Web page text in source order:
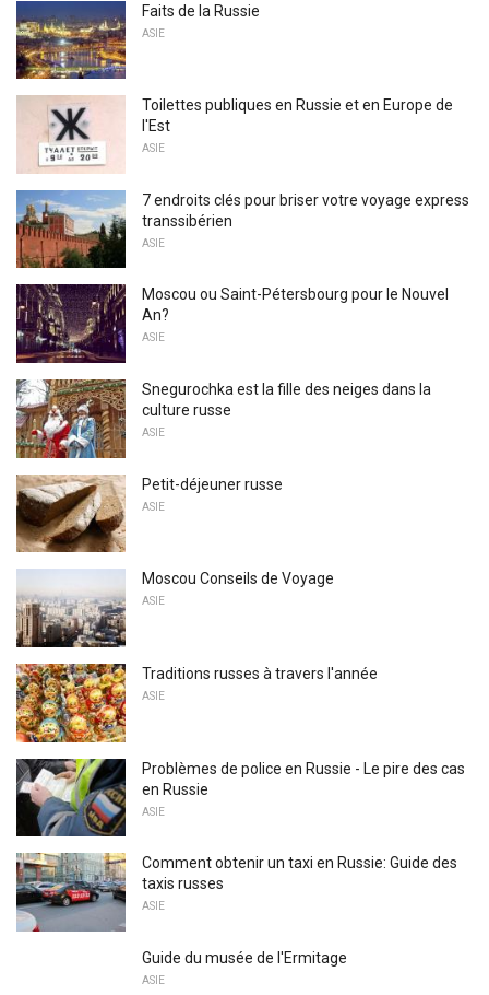
Faits de la Russie
ASIE
Toilettes publiques en Russie et en Europe de
l'Est
ASIE
7 endroits clés pour briser votre voyage express
transsibérien
ASIE
Moscou ou Saint-Pétersbourg pour le Nouvel
An?
ASIE
Snegurochka est la fille des neiges dans la
culture russe
ASIE
Petit-déjeuner russe
ASIE
Moscou Conseils de Voyage
ASIE
Traditions russes à travers l'année
ASIE
Problèmes de police en Russie - Le pire des cas
en Russie
ASIE
Comment obtenir un taxi en Russie: Guide des
taxis russes
ASIE
Guide du musée de l'Ermitage
ASIE